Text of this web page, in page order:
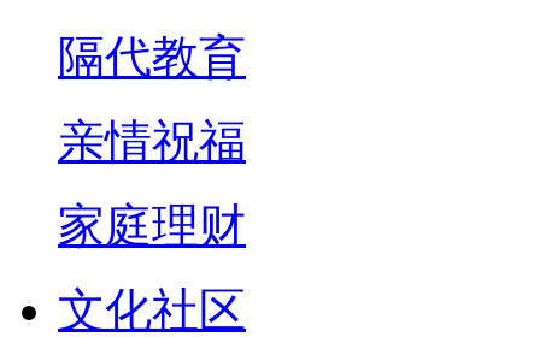
隔代教育
亲情祝福
家庭理财
文化社区